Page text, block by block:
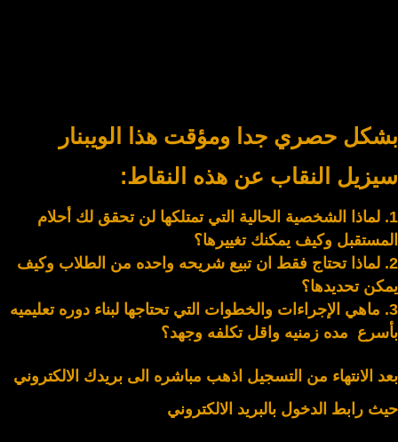
بشكل حصري جدا ومؤقت هذا الويبنار
سيزيل النقاب عن هذه النقاط:
لماذا الشخصية الحالية التي تمتلكها لن تحقق لك أحلام
المستقبل وكيف يمكنك تغييرها؟
لماذا تحتاج فقط ان تبيع شريحه واحده من الطلاب وكيف
يمكن تحديدها؟
ماهي الإجراءات والخطوات التي تحتاجها لبناء دوره تعليميه
بأسرع مده زمنيه واقل تكلفه وجهد؟
بعد الانتهاء من التسجيل اذهب مباشره الى بريدك الالكتروني
حيث رابط الدخول بالبريد الالكتروني